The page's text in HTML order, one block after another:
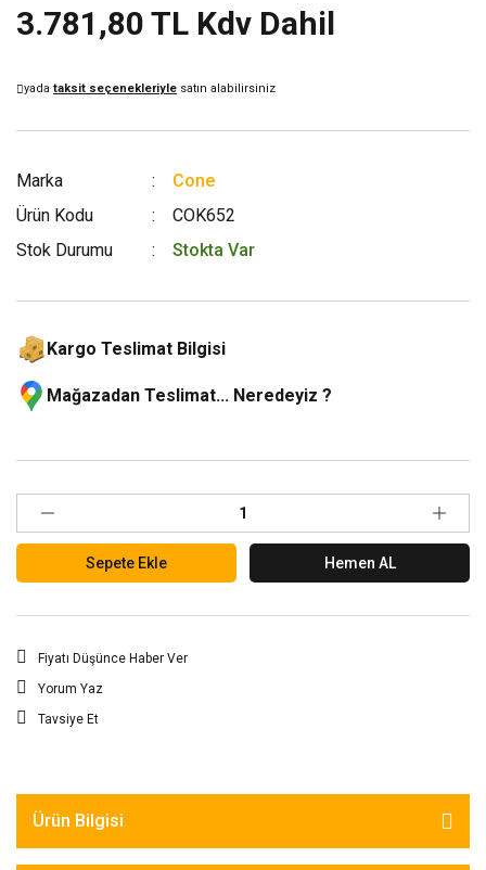
3.781,80 TL Kdv Dahil
yada taksit seçenekleriyle satın alabilirsiniz
Marka
Cone
Ürün Kodu
COK652
Stok Durumu
Stokta Var
Kargo Teslimat Bilgisi
Mağazadan Teslimat... Neredeyiz ?
Sepete Ekle Hemen AL
Fiyatı Düşünce Haber Ver
Yorum Yaz
Tavsiye Et
Ürün Bilgisi